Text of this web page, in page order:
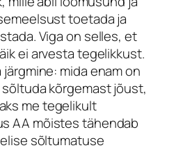
toetada ja
Viga on selles, et
ei arvesta tegelikkust.
mida enam on
kõrgemast jõust,
me tegelikult
AA mõistes tähendab
sõltumatuse